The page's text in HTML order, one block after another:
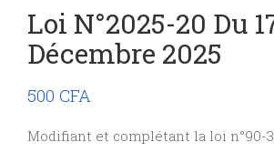
Loi N°2025-20 Du
Décembre 2025
500 CFA
Modifiant et complétant la loi n°90-